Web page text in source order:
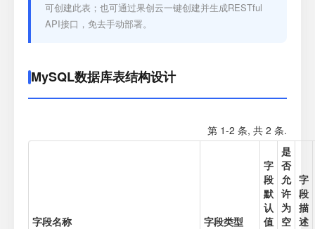
可创建此表；也可通过果创云一键创建并生成RESTful
API接口，免去手动部署。
MySQL数据库表结构设计
第 1-2 条, 共 2 条.
字段名称 字段类型
字
段
默
认
值
是
否
允
许
为
空
字
段
描
述